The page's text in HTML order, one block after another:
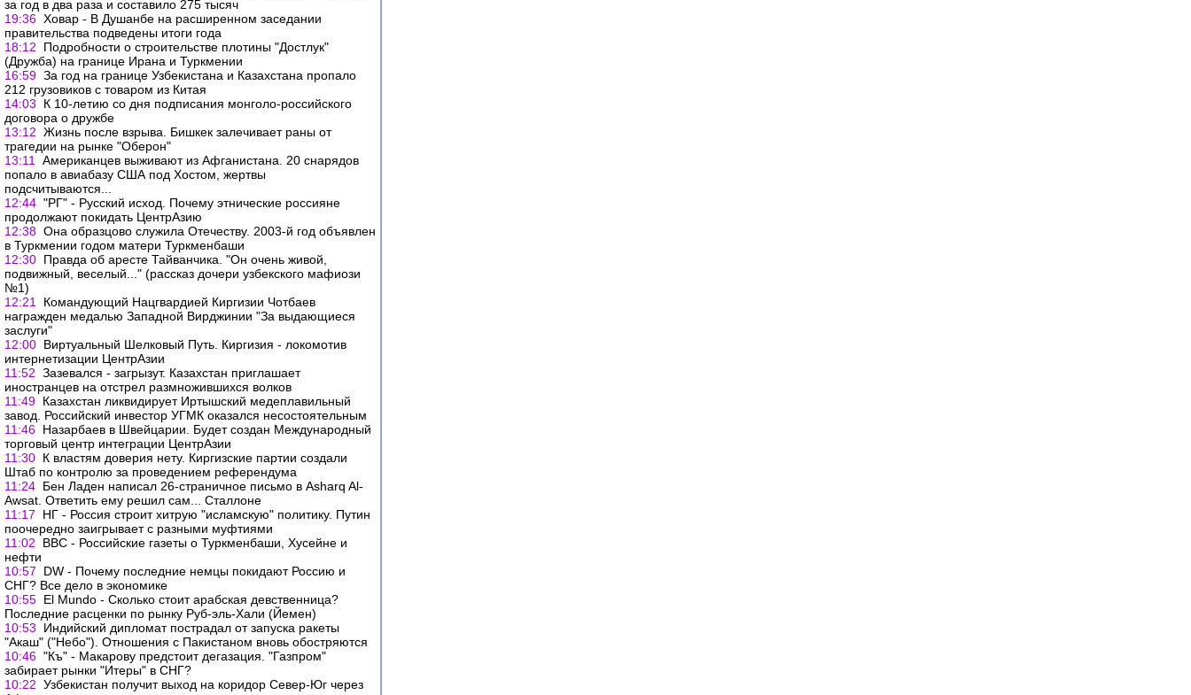
за год в два раза и составило 275 тысяч
19:36 Ховар - В Душанбе на расширенном заседании
правительства подведены итоги года
18:12
Подробности о строительстве плотины "Достлук"
(Дружба) на границе Ирана и Туркмении
16:59 За год на границе Узбекистана и Казахстана пропало
212 грузовиков с товаром из Китая
14:03
К 10-летию со дня подписания монголо-российского
договора о дружбе
13:12 Жизнь после взрыва. Бишкек залечивает раны от
трагедии на рынке "Оберон"
13:11
Американцев выживают из Афганистана. 20 снарядов
попало в авиабазу США под Хостом, жертвы
подсчитываются...
12:44 "РГ" - Русский исход. Почему этнические россияне
продолжают покидать ЦентрАзию
12:38 Она образцово служила Отечеству. 2003-й год объявлен
в Туркмении годом матери Туркменбаши
12:30 Правда об аресте Тайванчика. "Он очень живой,
подвижный, веселый..." (рассказ дочери узбекского мафиози
№1)
12:21
Командующий Нацгвардией Киргизии Чотбаев
награжден медалью Западной Вирджинии "За выдающиеся
заслуги"
12:00 Виртуальный Шелковый Путь. Киргизия - локомотив
интернетизации ЦентрАзии
11:52 Зазевался - загрызут. Казахстан приглашает
иностранцев на отстрел размножившихся волков
11:49 Казахстан ликвидирует Иртышский медеплавильный
завод. Российский инвестор УГМК оказался несостоятельным
11:46 Назарбаев в Швейцарии. Будет создан Международный
торговый центр интеграции ЦентрАзии
11:30 К властям доверия нету. Киргизские партии создали
Штаб по контролю за проведением референдума
11:24 Бен Ладен написал 26-страничное письмо в Asharq Al-
Awsat. Ответить ему решил сам... Сталлоне
11:17
НГ - Россия строит хитрую "исламскую" политику. Путин
поочередно заигрывает с разными муфтиями
11:02
BBC - Российские газеты о Туркменбаши, Хусейне и
нефти
10:57
DW - Почему последние немцы покидают Россию и
СНГ? Все дело в экономике
10:55 El Mundo - Сколько стоит арабская девственница?
Последние расценки по рынку Руб-эль-Хали (Йемен)
10:53
Индийский дипломат пострадал от запуска ракеты
"Акаш" ("Небо"). Отношения с Пакистаном вновь обостряются
10:46 "Къ" - Макарову предстоит дегазация. "Газпром"
забирает рынки "Итеры" в СНГ?
10:22 Узбекистан получит выход на коридор Север-Юг через